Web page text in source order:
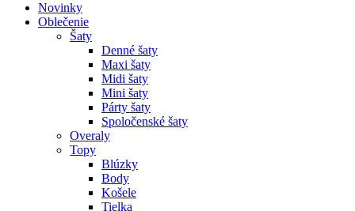
Novinky
Oblečenie
Šaty
Denné šaty
Maxi šaty
Midi šaty
Mini šaty
Párty šaty
Spoločenské šaty
Overaly
Topy
Blúzky
Body
Košele
Tielka